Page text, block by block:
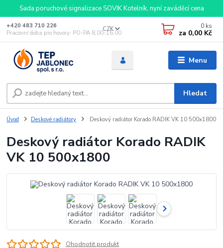
Sada poruchové signalizace SOVIK Kotelník, nyní zaváděcí cena
Menu
CZK
Hledat
+420 483 710 226
Pracovní doba pro hovory: PO-PA 8,00-16,00
0 ks
za 0,00 Kč
Úvod Deskové radiátory Deskový radiátor Korado RADIK VK 10 500x1800
Deskový radiátor Korado RADIK
VK 10 500x1800
Ohodnotit produkt